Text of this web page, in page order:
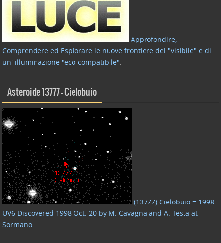
Approfondire,
Comprendere ed Esplorare le nuove frontiere del "visibile" e di
un' illuminazione "eco-compatibile".
Asteroide 13777 – Cielobuio
(13777) Cielobuio = 1998
UV6 Discovered 1998 Oct. 20 by M. Cavagna and A. Testa at
Sormano